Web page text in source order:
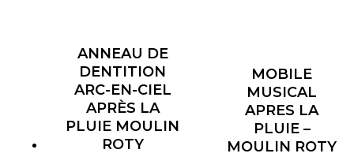
ANNEAU DE
DENTITION
ARC-EN-CIEL
APRÈS LA
PLUIE MOULIN
ROTY
MOBILE
MUSICAL
APRES LA
PLUIE –
MOULIN ROTY